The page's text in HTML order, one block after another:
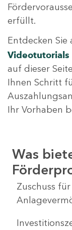
erfüllt.
Entdecken Sie
Videotutorials
auf dieser
Ihnen Schritt
Ihr Vorhaben
Was
Zuschuss